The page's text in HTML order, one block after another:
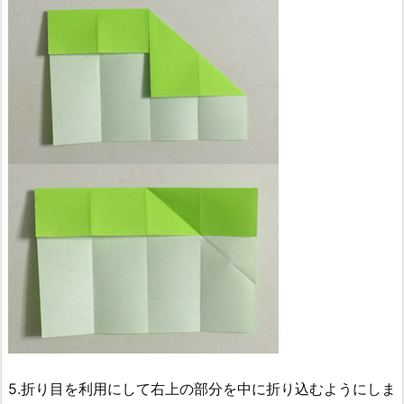
5.折り目を利用にして右上の部分を中に折り込むようにしま